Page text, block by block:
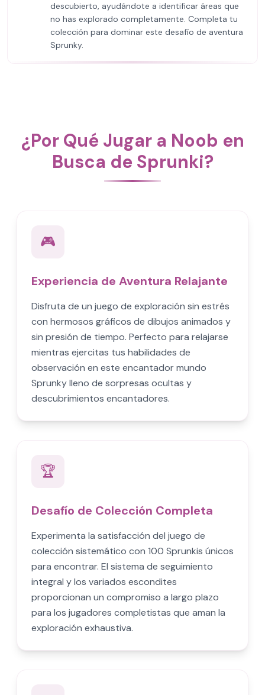
descubierto, ayudándote a identificar áreas que
no has explorado completamente. Completa tu
colección para dominar este desafío de aventura
Sprunky.
¿Por Qué Jugar a Noob en
Busca de Sprunki?
🎮
Experiencia de Aventura Relajante
Disfruta de un juego de exploración sin estrés
con hermosos gráficos de dibujos animados y
sin presión de tiempo. Perfecto para relajarse
mientras ejercitas tus habilidades de
observación en este encantador mundo
Sprunky lleno de sorpresas ocultas y
descubrimientos encantadores.
🏆
Desafío de Colección Completa
Experimenta la satisfacción del juego de
colección sistemático con 100 Sprunkis únicos
para encontrar. El sistema de seguimiento
integral y los variados escondites
proporcionan un compromiso a largo plazo
para los jugadores completistas que aman la
exploración exhaustiva.